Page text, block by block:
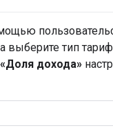
выберите тип
«Доля дохода»